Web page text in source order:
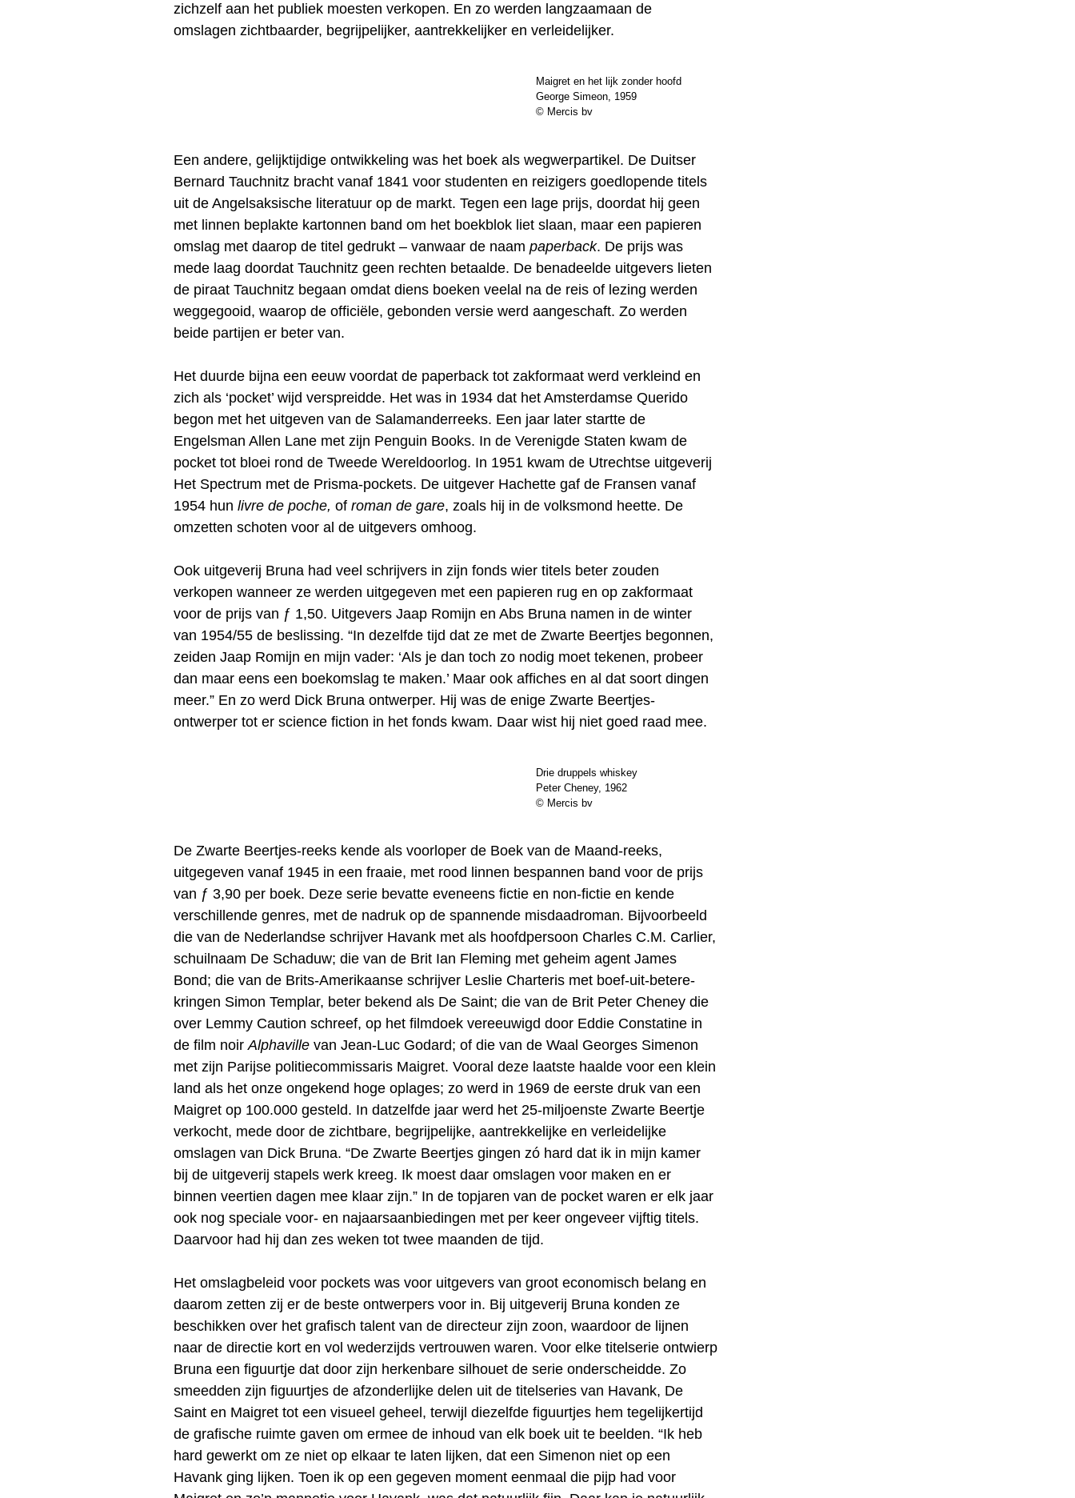
zichzelf aan het publiek moesten verkopen. En zo werden langzaamaan de
omslagen zichtbaarder, begrijpelijker, aantrekkelijker en verleidelijker.
Maigret en het lijk zonder hoofd
George Simeon, 1959
© Mercis bv
Een andere, gelijktijdige ontwikkeling was het boek als wegwerpartikel. De Duitser
Bernard Tauchnitz bracht vanaf 1841 voor studenten en reizigers goedlopende titels
uit de Angelsaksische literatuur op de markt. Tegen een lage prijs, doordat hij geen
met linnen beplakte kartonnen band om het boekblok liet slaan, maar een papieren
omslag met daarop de titel gedrukt – vanwaar de naam paperback. De prijs was
mede laag doordat Tauchnitz geen rechten betaalde. De benadeelde uitgevers lieten
de piraat Tauchnitz begaan omdat diens boeken veelal na de reis of lezing werden
weggegooid, waarop de officiële, gebonden versie werd aangeschaft. Zo werden
beide partijen er beter van.
Het duurde bijna een eeuw voordat de paperback tot zakformaat werd verkleind en
zich als ‘pocket’ wijd verspreidde. Het was in 1934 dat het Amsterdamse Querido
begon met het uitgeven van de Salamanderreeks. Een jaar later startte de
Engelsman Allen Lane met zijn Penguin Books. In de Verenigde Staten kwam de
pocket tot bloei rond de Tweede Wereldoorlog. In 1951 kwam de Utrechtse uitgeverij
Het Spectrum met de Prisma-pockets. De uitgever Hachette gaf de Fransen vanaf
1954 hun livre de poche, of roman de gare, zoals hij in de volksmond heette. De
omzetten schoten voor al de uitgevers omhoog.
Ook uitgeverij Bruna had veel schrijvers in zijn fonds wier titels beter zouden
verkopen wanneer ze werden uitgegeven met een papieren rug en op zakformaat
voor de prijs van ƒ 1,50. Uitgevers Jaap Romijn en Abs Bruna namen in de winter
van 1954/55 de beslissing. “In dezelfde tijd dat ze met de Zwarte Beertjes begonnen,
zeiden Jaap Romijn en mijn vader: ‘Als je dan toch zo nodig moet tekenen, probeer
dan maar eens een boekomslag te maken.’ Maar ook affiches en al dat soort dingen
meer.” En zo werd Dick Bruna ontwerper. Hij was de enige Zwarte Beertjes-
ontwerper tot er science fiction in het fonds kwam. Daar wist hij niet goed raad mee.
Drie druppels whiskey
Peter Cheney, 1962
© Mercis bv
De Zwarte Beertjes-reeks kende als voorloper de Boek van de Maand-reeks,
uitgegeven vanaf 1945 in een fraaie, met rood linnen bespannen band voor de prijs
van ƒ 3,90 per boek. Deze serie bevatte eveneens fictie en non-fictie en kende
verschillende genres, met de nadruk op de spannende misdaadroman. Bijvoorbeeld
die van de Nederlandse schrijver Havank met als hoofdpersoon Charles C.M. Carlier,
schuilnaam De Schaduw; die van de Brit Ian Fleming met geheim agent James
Bond; die van de Brits-Amerikaanse schrijver Leslie Charteris met boef-uit-betere-
kringen Simon Templar, beter bekend als De Saint; die van de Brit Peter Cheney die
over Lemmy Caution schreef, op het filmdoek vereeuwigd door Eddie Constatine in
de film noirAlphaville van Jean-Luc Godard; of die van de Waal Georges Simenon
met zijn Parijse politiecommissaris Maigret. Vooral deze laatste haalde voor een klein
land als het onze ongekend hoge oplages; zo werd in 1969 de eerste druk van een
Maigret op 100.000 gesteld. In datzelfde jaar werd het 25-miljoenste Zwarte Beertje
verkocht, mede door de zichtbare, begrijpelijke, aantrekkelijke en verleidelijke
omslagen van Dick Bruna. “De Zwarte Beertjes gingen zó hard dat ik in mijn kamer
bij de uitgeverij stapels werk kreeg. Ik moest daar omslagen voor maken en er
binnen veertien dagen mee klaar zijn.” In de topjaren van de pocket waren er elk jaar
ook nog speciale voor- en najaarsaanbiedingen met per keer ongeveer vijftig titels.
Daarvoor had hij dan zes weken tot twee maanden de tijd.
Het omslagbeleid voor pockets was voor uitgevers van groot economisch belang en
daarom zetten zij er de beste ontwerpers voor in. Bij uitgeverij Bruna konden ze
beschikken over het grafisch talent van de directeur zijn zoon, waardoor de lijnen
naar de directie kort en vol wederzijds vertrouwen waren. Voor elke titelserie ontwierp
Bruna een figuurtje dat door zijn herkenbare silhouet de serie onderscheidde. Zo
smeedden zijn figuurtjes de afzonderlijke delen uit de titelseries van Havank, De
Saint en Maigret tot een visueel geheel, terwijl diezelfde figuurtjes hem tegelijkertijd
de grafische ruimte gaven om ermee de inhoud van elk boek uit te beelden. “Ik heb
hard gewerkt om ze niet op elkaar te laten lijken, dat een Simenon niet op een
Havank ging lijken. Toen ik op een gegeven moment eenmaal die pijp had voor